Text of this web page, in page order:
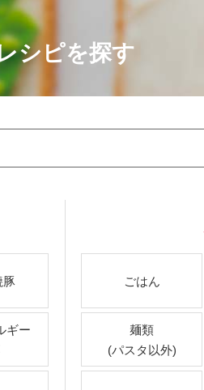
シピを探す
豚
ギー
ごはん
麺類
(パスタ以外)